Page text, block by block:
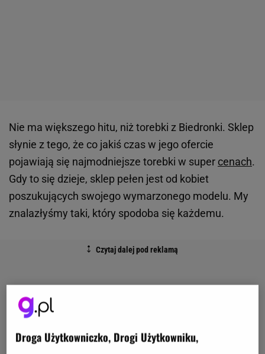
Nie ma większego hitu, niż torebki z Biedronki. Sklep
słynie z tego, że co jakiś czas w jego ofercie
pojawiają się najmodniejsze torebki w super cenach.
Gdy to się dzieje, sklep pełen jest od kobiet
poszukujących swojego wymarzonego modelu. My
znalazłyśmy taki, który spodoba się każdemu.
Droga Użytkowniczko, Drogi Użytkowniku,